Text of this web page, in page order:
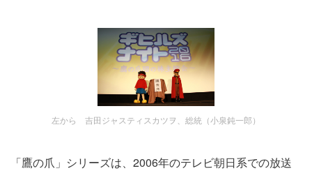
左から 吉田ジャスティスカツヲ、総統（小泉鈍一郎）
「鷹の爪」シリーズは、2006年のテレビ朝日系での放送